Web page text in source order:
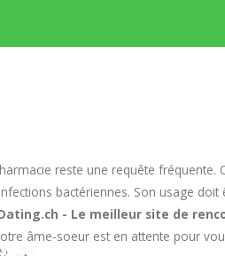
reste une requête fréquente.
bactériennes. Son usage doit
- Le meilleur site de
âme-soeur est en attente pour